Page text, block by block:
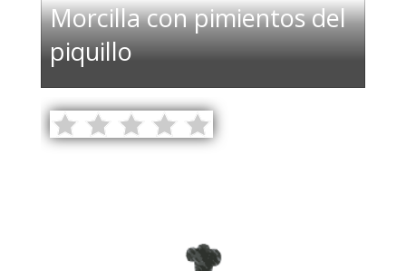
Morcilla con pimientos del
piquillo